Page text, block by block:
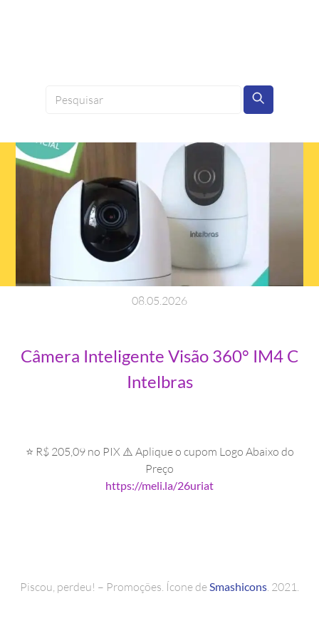
0805 2026
Câmera Inteligente Visão 360° IM4 C
Intelbras
⭐ R$ 205,09 no PIX ⚠️ Aplique o cupom Logo Abaixo do
Preço
https://meli.la/26uriat
Piscou, perdeu! – Promoções. Ícone de Smashicons . 2021.